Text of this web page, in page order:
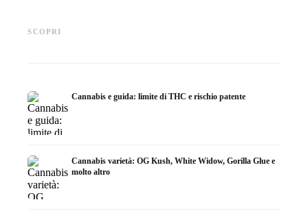
SCOPRI
mostrano gli studi
Cannabis e guida: limite di THC e rischio patente
Cannabis varietà: OG Kush, White Widow, Gorilla Glue e
molto altro